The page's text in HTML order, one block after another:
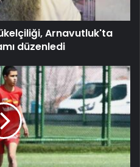
Arnavutluk'ta
düzenledi